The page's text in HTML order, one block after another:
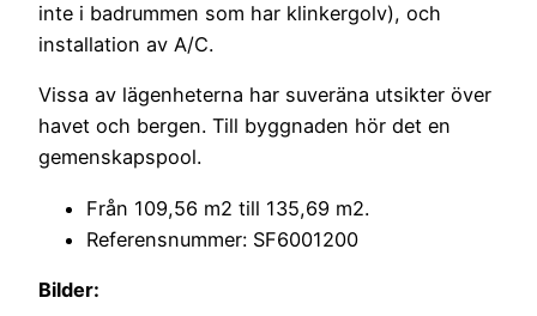
inte i badrummen som har klinkergolv), och
installation av A/C.
Vissa av lägenheterna har suveräna utsikter över
havet och bergen. Till byggnaden hör det en
gemenskapspool.
Från 109,56 m2 till 135,69 m2.
Referensnummer: SF6001200
Bilder: